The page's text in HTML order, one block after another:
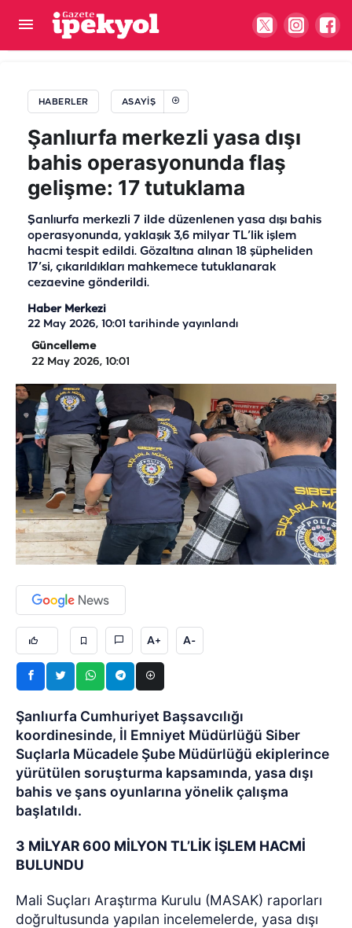
HABERLER ASAYIŞ
Şanlıurfa merkezli yasa dışı
bahis operasyonunda flaş
gelişme: 17 tutuklama
Şanlıurfa merkezli 7 ilde düzenlenen yasa dışı bahis
operasyonunda, yaklaşık 3,6 milyar TL’lik işlem
hacmi tespit edildi. Gözaltına alınan 18 şüpheliden
17’si, çıkarıldıkları mahkemece tutuklanarak
cezaevine gönderildi.
Haber Merkezi
22 May 2026, 10:01 tarihinde yayınlandı
Güncelleme
22 May 2026, 10:01
A+ A-
Şanlıurfa Cumhuriyet Başsavcılığı
koordinesinde, İl Emniyet Müdürlüğü Siber
Suçlarla Mücadele Şube Müdürlüğü ekiplerince
yürütülen soruşturma kapsamında, yasa dışı
bahis ve şans oyunlarına yönelik çalışma
başlatıldı.
3 MİLYAR 600 MİLYON TL’LİK İŞLEM HACMİ
BULUNDU
Mali Suçları Araştırma Kurulu (MASAK) raporları
doğrultusunda yapılan incelemelerde, yasa dışı
Şanlıurfa’da kahreden haber! Tarlada ölü bulundu